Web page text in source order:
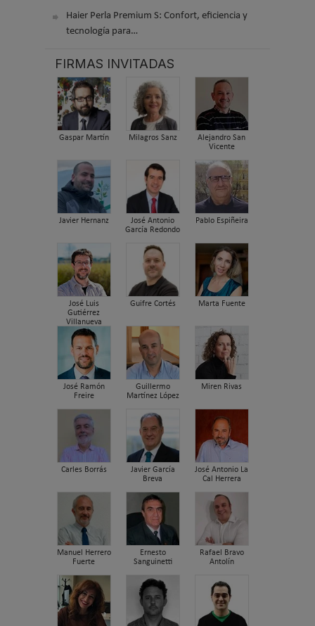
Haier Perla Premium S: Confort, eficiencia y
tecnología para…
FIRMAS INVITADAS
Gaspar Martín Milagros Sanz
Alejandro San
Vicente
Javier Hernanz
José Antonio
García Redondo
Pablo Espiñeira
José Luis
Gutiérrez
Villanueva
Guifre Cortés Marta Fuente
José Ramón
Freire
Guillermo
Martínez López
Miren Rivas
Carles Borrás
Javier García
Breva
José Antonio La
Cal Herrera
Manuel Herrero
Fuerte
Ernesto
Sanguinetti
Rafael Bravo
Antolín